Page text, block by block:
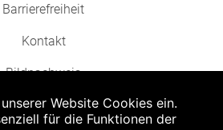
Barrierefreiheit
Kontakt
Bildnachweis
Website Cookies ein.
für die Funktionen der